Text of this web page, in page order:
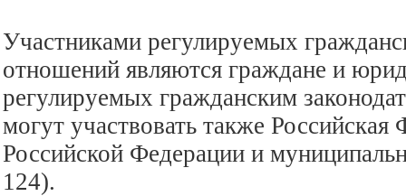
Участниками регулируемых
отношений являются граждане и
регулируемых гражданским
могут участвовать также Российская
Российской Федерации и
124).